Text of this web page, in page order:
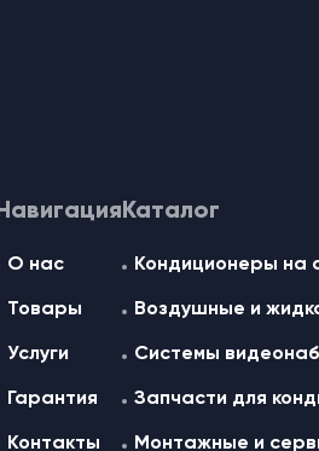
О нас
Товары
Услуги
Гарантия
Контакты
Каталог
Кондиционеры на
Воздушные и
Системы
Запчасти для
Монтажные и